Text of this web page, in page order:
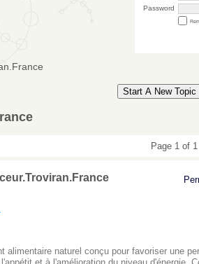
Password
Start A New Topic
Page 1 of 1
alimentaire naturel conçu pour favoriser une